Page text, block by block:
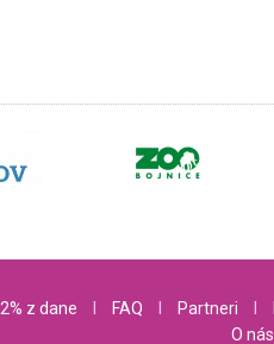
2% z dane FAQ Partneri
O nás